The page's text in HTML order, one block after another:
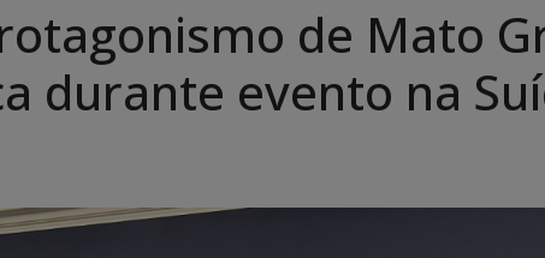
de Mato
durante evento na